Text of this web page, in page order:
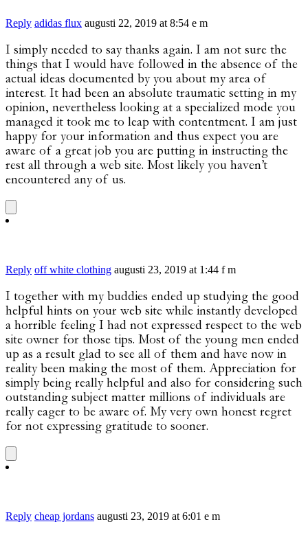
Reply adidas flux augusti 22, 2019 at 8:54 e m
I simply needed to say thanks again. I am not sure the
things that I would have followed in the absence of the
actual ideas documented by you about my area of
interest. It had been an absolute traumatic setting in my
opinion, nevertheless looking at a specialized mode you
managed it took me to leap with contentment. I am just
happy for your information and thus expect you are
aware of a great job you are putting in instructing the
rest all through a web site. Most likely you haven’t
encountered any of us.
Reply off white clothing augusti 23, 2019 at 1:44 f m
I together with my buddies ended up studying the good
helpful hints on your web site while instantly developed
a horrible feeling I had not expressed respect to the web
site owner for those tips. Most of the young men ended
up as a result glad to see all of them and have now in
reality been making the most of them. Appreciation for
simply being really helpful and also for considering such
outstanding subject matter millions of individuals are
really eager to be aware of. My very own honest regret
for not expressing gratitude to sooner.
Reply cheap jordans augusti 23, 2019 at 6:01 e m